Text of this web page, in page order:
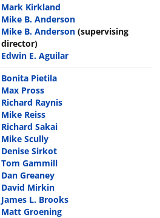
Mark Kirkland
Mike B. Anderson
Mike B. Anderson (supervising
director)
Edwin E. Aguilar
Bonita Pietila
Max Pross
Richard Raynis
Mike Reiss
Richard Sakai
Mike Scully
Denise Sirkot
Tom Gammill
Dan Greaney
David Mirkin
James L. Brooks
Matt Groening